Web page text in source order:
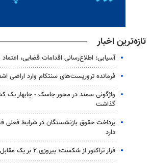
تازه‌ترین اخبار
آسیابی: اطلاع‌رسانی اقدامات قضایی،
فرمانده تروریست‌های سنتکام وارد اراضی
واژگونی سمند در محور جاسک - چابهار یک
گذاشت
پرداخت حقوق بازنشستگان در شرایط فعلی
دارد
فرار تراکتور از شکست؛ پیروزی ۲ بر یک مقابل شمس‌آذر